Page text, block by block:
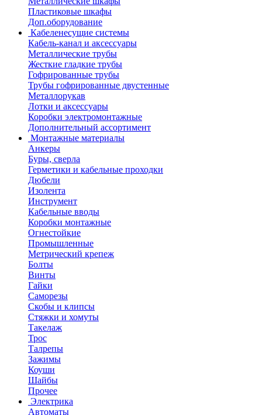
Пластиковые шкафы
Доп.оборудование
Кабеленесущие системы
Кабель-канал и аксессуары
Металлические трубы
Жесткие гладкие трубы
Гофрированные трубы
Трубы гофрированные двустенные
Металлорукав
Лотки и аксессуары
Коробки электромонтажные
Дополнительный ассортимент
Монтажные материалы
Анкеры
Буры, сверла
Герметики и кабельные проходки
Дюбели
Изолента
Инструмент
Кабельные вводы
Коробки монтажные
Огнестойкие
Промышленные
Метрический крепеж
Болты
Винты
Гайки
Саморезы
Скобы и клипсы
Стяжки и хомуты
Такелаж
Трос
Талрепы
Зажимы
Коуши
Шайбы
Прочее
Электрика
Автоматы